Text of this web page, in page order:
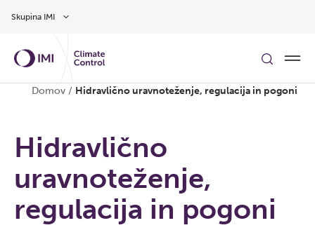
Skupina IMI
Domov / Hidravlično uravnoteženje, regulacija in pogoni
Hidravlično
uravnoteženje,
regulacija in pogoni